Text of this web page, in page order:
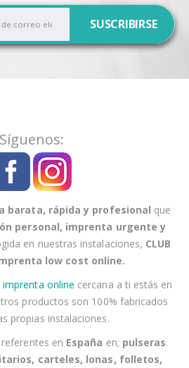
SUSCRIBIRSE
Síguenos:
barata, rápida y profesional que
personal, imprenta urgente y
en nuestras instalaciones, CLUB
low cost online.
imprenta online cercana a ti estás en
productos son 100% fabricados
propias instalaciones.
en España en; pulseras
carteles, lonas, folletos,